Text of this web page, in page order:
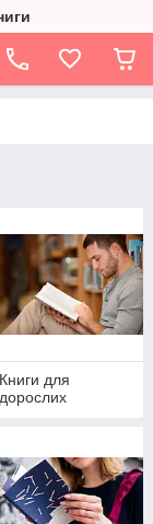
Книги для
дорослих